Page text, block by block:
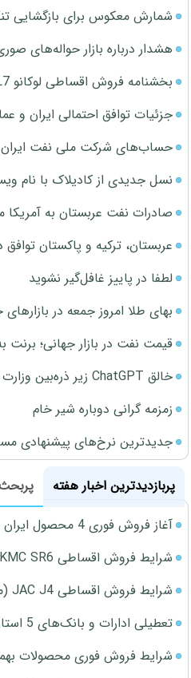
شمارش معکوس برای بازگشایی
هشدار درباره بازار حواله‌های
بخشنامه فروش اقساطی لوکانو L7 و لوکانو L8 (مرداد 1405)
جزئیات توافق احتمالی ایران و
حساب‌های شرکت ملی نفت
نسل جدیدی از کادیلاک با نام
صادرات نفت عربستان به
عربستان، ترکیه و پاکستان
لطفا در پاییز غافل‌گیر نشوید
بهای طلا امروز جمعه در
قیمت نفت در بازار جهانی؛ برنت به 83 دلار
خالق ChatGPT زیر ذره‌بین وزارت دادگستری آمریکا
زمزمه گرانی دوباره شیر خام
جدیدترین نرخ‌های پیشنهادی مسکن در 10
پربازدیدترین اخبار هفته
آغاز فروش فوری 4 محصول ایران خودرو در نمایندگی‌ها
شرایط فروش اقساطی KMC SR6 کرمان موتور اعلام شد
شرایط فروش اقساطی JAC J4 (مرداد 1405)
تعطیلی ادارات و بانک‌های 5 استان در روز چهارشنبه
شرایط فروش فوری محصولات بهمن